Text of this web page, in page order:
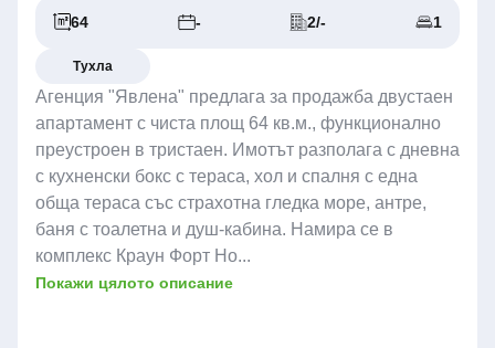
64 - 2/- 1
Тухла
Агенция "Явлена" предлага за продажба двустаен
апартамент с чиста площ 64 кв.м., функционално
преустроен в тристаен. Имотът разполага с дневна
с кухненски бокс с тераса, хол и спалня с една
обща тераса със страхотна гледка море, антре,
баня с тоалетна и душ-кабина. Намира се в
комплекс Краун Форт Но...
Покажи цялото описание